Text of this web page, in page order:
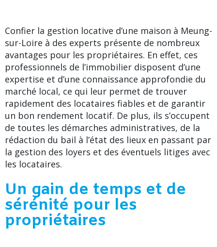
Confier la gestion locative d’une maison à Meung-
sur-Loire à des experts présente de nombreux
avantages pour les propriétaires. En effet, ces
professionnels de l’immobilier disposent d’une
expertise et d’une connaissance approfondie du
marché local, ce qui leur permet de trouver
rapidement des locataires fiables et de garantir
un bon rendement locatif. De plus, ils s’occupent
de toutes les démarches administratives, de la
rédaction du bail à l’état des lieux en passant par
la gestion des loyers et des éventuels litiges avec
les locataires.
Un gain de temps et de
sérénité pour les
propriétaires